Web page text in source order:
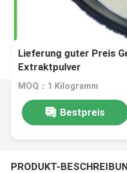
Lieferung guter Preis
Extraktpulver
MOQ：1 Kilogramm
Bestpreis
PRODUKT-